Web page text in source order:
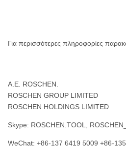
Για περισσότερες πληροφορίες
Α.Ε. ROSCHEN.
ROSCHEN GROUP LIMITED
ROSCHEN HOLDINGS LIMITED
Skype: ROSCHEN.TOOL,
WeChat: +86-137 6419 5009 +86-